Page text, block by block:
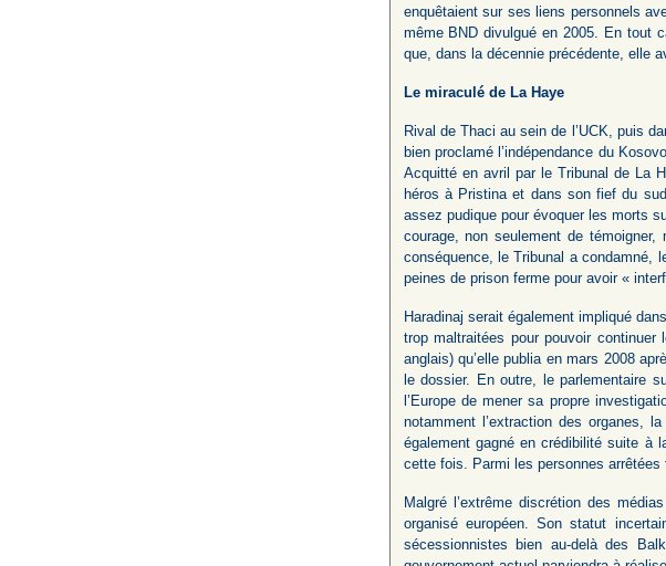
enquêtaient sur ses liens personnels
même BND divulgué en 2005. En tout
que, dans la décennie précédente, elle
Le miraculé de La Haye
Rival de Thaci au sein de l’UCK, puis
bien proclamé l’indépendance du
Acquitté en avril par le Tribunal de La
héros à Pristina et dans son fief du
assez pudique pour évoquer les morts
courage, non seulement de
conséquence, le Tribunal a condamné,
peines de prison ferme pour avoir «
Haradinaj serait également impliqué
trop maltraitées pour pouvoir
anglais) qu’elle publia en mars 2008
le dossier. En outre, le parlementaire
l’Europe de mener sa propre
notamment l’extraction des organes,
également gagné en crédibilité suite à
cette fois. Parmi les personnes
Malgré l’extrême discrétion des
organisé européen. Son statut
sécessionnistes bien au-delà des